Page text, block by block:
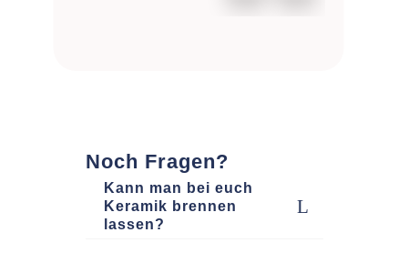
Noch Fragen?
Kann man bei euch
Keramik brennen
lassen?